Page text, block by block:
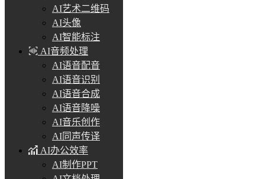
AI艺术二维码
AI头像
AI智能标注
AI音频处理
AI语音配音
AI语音识别
AI语音合成
AI语音降噪
AI音乐创作
AI同声传译
AI办公效率
AI制作PPT